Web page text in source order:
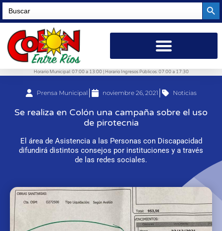
Search
for:
Horario Municipal: 07:00 a 13:00 | Horario Ingresos Públicos: 07:00 a 17:30
Prensa Municipal noviembre 26, 2021 Noticias
Se realiza en Colón una campaña sobre el uso
de pirotecnia
El área de Asistencia a las Personas con Discapacidad
difundirá distintos consejos por instituciones y a través
de las redes sociales.